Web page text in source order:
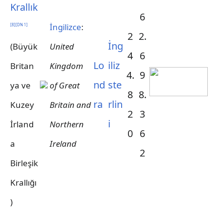
Krallık
[8][DN 1]
(Büyük
Britan
ya ve
Kuzey
İrland
a
Birleşik
Krallığı
)
İngilizce:
United
Kingdom
of Great
Britain and
Northern
Ireland
Lo
nd
ra
İng
iliz
ste
rlin
i
2
4
4.
8
2
0
6
2.
6
9
8.
3
6
2